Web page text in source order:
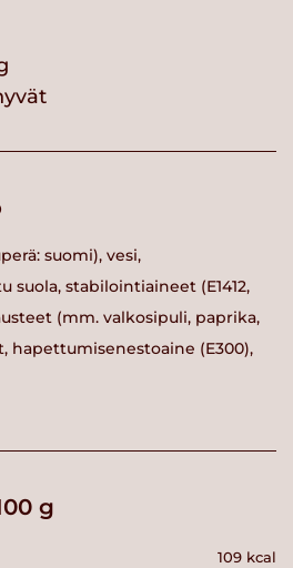
suomi), vesi,
suola, stabilointiaineet (E1412,
(mm. valkosipuli, paprika,
hapettumisenestoaine (E300),
g
109 kcal